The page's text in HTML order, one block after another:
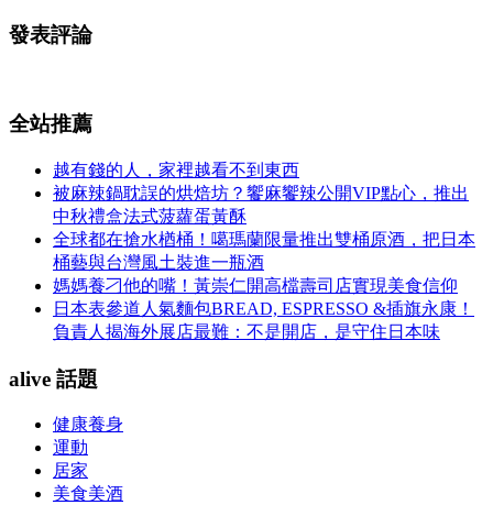
發表評論
全站推薦
越有錢的人，家裡越看不到東西
被麻辣鍋耽誤的烘焙坊？饗麻饗辣公開VIP點心，推出
中秋禮盒法式菠蘿蛋黃酥
全球都在搶水楢桶！噶瑪蘭限量推出雙桶原酒，把日本
桶藝與台灣風土裝進一瓶酒
媽媽養刁他的嘴！黃崇仁開高檔壽司店實現美食信仰
日本表參道人氣麵包BREAD, ESPRESSO &插旗永康！
負責人揭海外展店最難：不是開店，是守住日本味
alive 話題
健康養身
運動
居家
美食美酒